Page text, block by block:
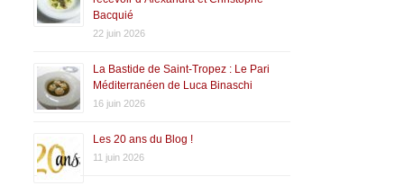
Bacquié
22 juin 2026
La Bastide de Saint-Tropez : Le Pari
Méditerranéen de Luca Binaschi
16 juin 2026
Les 20 ans du Blog !
11 juin 2026